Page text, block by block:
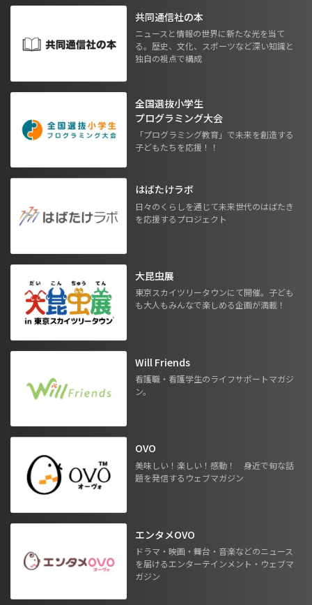
共同通信社の本
ニュースと情報の世界に新たな光を当て
る。歴史、文化、スポーツなど深い知識と
独自の視点で構成
全国選抜小学生
プログラミング大会
「プログラミング教育」で未来を創造する
子どもたちを応援！！
はばたけラボ
日々のくらしを通じて未来世代のはばたき
を応援するプロジェクト
大昆虫展
東京スカイツリータウンにて開催。子ども
も大人もみんなで楽しめる企画が満載！
Will Friends
看護職・看護学生のライフサポートマガジ
ン。
OVO
美味しい！楽しい！感動！ 身近で旬な話
題を発信するウェブマガジン
エンタメOVO
ドラマ・映画・舞台・音楽などのニュース
を届けるエンターテインメント・ウェブマ
ガジン